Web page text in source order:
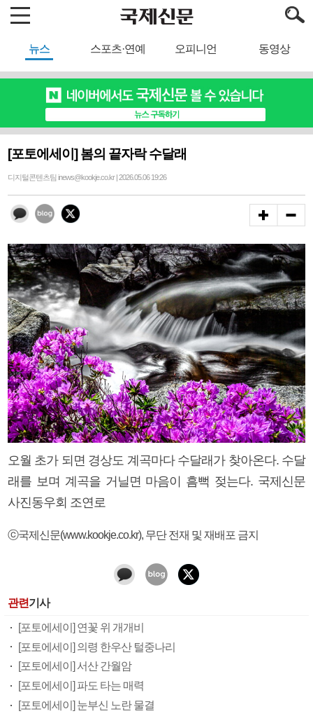
뉴스 스포츠·연예 오피니언 동영상
[포토에세이] 봄의 끝자락 수달래
디지털콘텐츠팀 inews@kookje.co.kr | 2026.05.06 19:26
오월 초가 되면 경상도 계곡마다 수달래가 찾아온다. 수달
래를 보며 계곡을 거닐면 마음이 흠뻑 젖는다. 국제신문
사진동우회 조연로
ⓒ국제신문(www.kookje.co.kr), 무단 전재 및 재배포 금지
관련기사
[포토에세이] 연꽃 위 개개비
[포토에세이] 의령 한우산 털중나리
[포토에세이] 서산 간월암
[포토에세이] 파도 타는 매력
[포토에세이] 눈부신 노란 물결